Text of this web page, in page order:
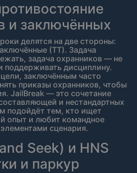
и заключённых
делятся на две стороны:
(ТТ). Задача
задача охранников — не
поддерживать дисциплину.
заключённым часто
приказы охранников, чтобы
JailBreak — это сочетание
и нестандартных
подойдёт тем, кто ищет
опыт и любит командное
сценария.
Seek) и HNS
и паркур